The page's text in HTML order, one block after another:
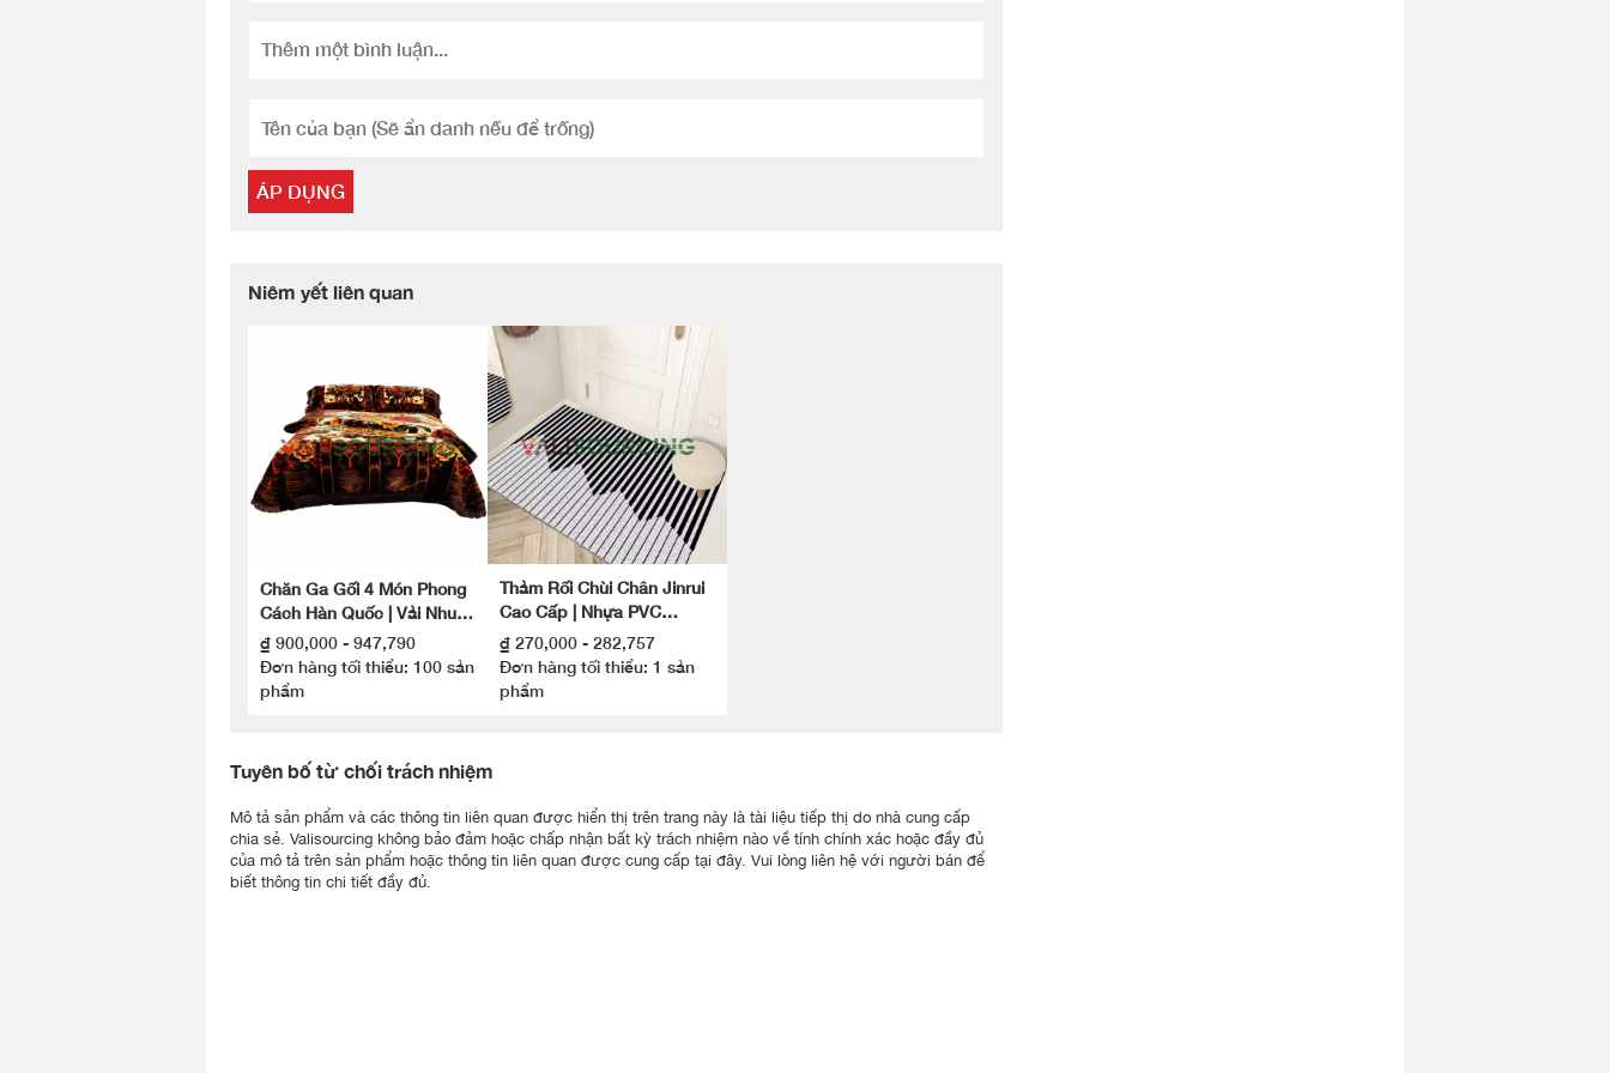
ÁP DỤNG
Niêm yết liên quan
Chăn Ga Gối 4 Món Phong
Cách Hàn Quốc | Vải Nhung
Polyester Cao Cấp
₫ 900,000 - 947,790
Đơn hàng tối thiểu: 100 sản
phẩm
Thảm Rối Chùi Chân Jinrui
Cao Cấp | Nhựa PVC
Chống Trượt
₫ 270,000 - 282,757
Đơn hàng tối thiểu: 1 sản
phẩm
Tuyên bố từ chối trách nhiệm
Mô tả sản phẩm và các thông tin liên quan được hiển thị trên trang này là tài liệu tiếp thị do nhà cung cấp
chia sẻ. Valisourcing không bảo đảm hoặc chấp nhận bất kỳ trách nhiệm nào về tính chính xác hoặc đầy đủ
của mô tả trên sản phẩm hoặc thông tin liên quan được cung cấp tại đây. Vui lòng liên hệ với người bán để
biết thông tin chi tiết đầy đủ.